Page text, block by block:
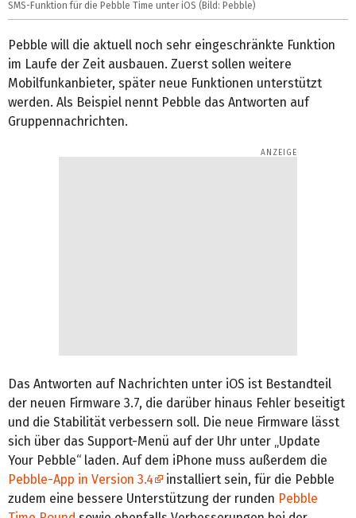
SMS-Funktion für die Pebble Time unter iOS (Bild: Pebble)
Pebble will die aktuell noch sehr eingeschränkte Funktion
im Laufe der Zeit ausbauen. Zuerst sollen weitere
Mobilfunkanbieter, später neue Funktionen unterstützt
werden. Als Beispiel nennt Pebble das Antworten auf
Gruppennachrichten.
Das Antworten auf Nachrichten unter iOS ist Bestandteil
der neuen Firmware 3.7, die darüber hinaus Fehler beseitigt
und die Stabilität verbessern soll. Die neue Firmware lässt
sich über das Support-Menü auf der Uhr unter „Update
Your Pebble“ laden. Auf dem iPhone muss außerdem die
Pebble-App in Version 3.4
installiert sein, für die Pebble
zudem eine bessere Unterstützung der runden Pebble